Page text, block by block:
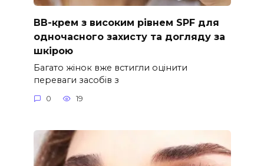
ВВ-крем з високим рівнем SPF для
одночасного захисту та догляду за
шкірою
Багато жінок вже встигли оцінити
переваги засобів з
0 19